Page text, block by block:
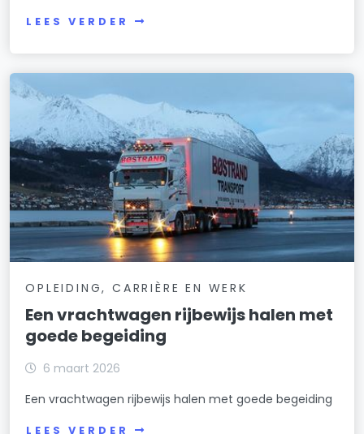
LEES VERDER
OPLEIDING, CARRIÈRE EN WERK
Een vrachtwagen rijbewijs halen met
goede begeiding
6 maart 2026
Een vrachtwagen rijbewijs halen met goede begeiding
LEES VERDER